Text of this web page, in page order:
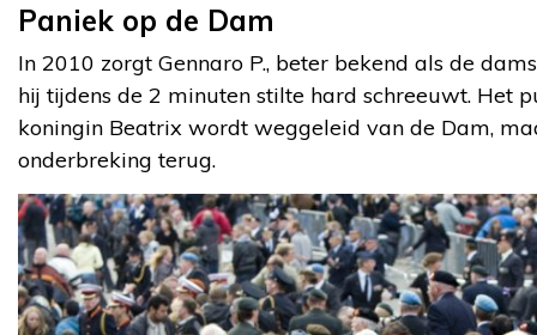
Paniek op de Dam
In 2010 zorgt Gennaro P., beter bekend als de
hij tijdens de 2 minuten stilte hard schreeuwt. Het
koningin Beatrix wordt weggeleid van de Dam,
onderbreking terug.